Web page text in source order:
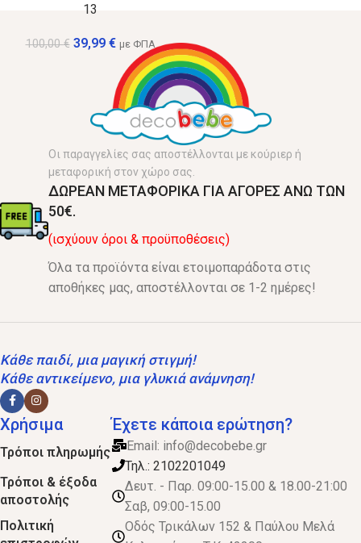
13
100,00€ 39,99 € με ΦΠΑ
Οι παραγγελίες σας αποστέλλονται με κούριερ ή
μεταφορική στον χώρο σας.
ΔΩΡΕΑΝ ΜΕΤΑΦΟΡΙΚΑ ΓΙΑ ΑΓΟΡΕΣ ΑΝΩ ΤΩΝ
50€.
(ισχύουν όροι & προϋποθέσεις)
Όλα τα προϊόντα είναι ετοιμοπαράδοτα στις
αποθήκες μας, αποστέλλονται σε 1-2 ημέρες!
Κάθε παιδί, μια μαγική στιγμή!
Κάθε αντικείμενο, μια γλυκιά ανάμνηση!
Χρήσιμα
Τρόποι πληρωμής
Τρόποι & έξοδα
αποστολής
Πολιτική
Έχετε κάποια ερώτηση?
Email: info@decobebe.gr
Τηλ.: 2102201049
Δευτ. - Παρ. 09:00-15.00 & 18.00-21:00
Σαβ, 09:00-15.00
Οδός Τρικάλων 152 & Παύλου Μελά